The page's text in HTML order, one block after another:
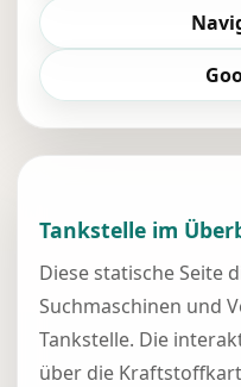
Tankstelle im
Diese statische Seite
Suchmaschinen und
Tankstelle. Die
über die